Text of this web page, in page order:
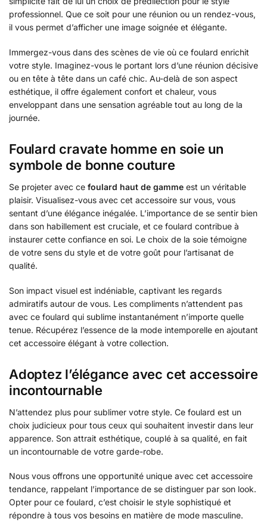
professionnel. Que ce soit pour une réunion ou un rendez-vous,
il vous permet d’afficher une image soignée et élégante.
Immergez-vous dans des scènes de vie où ce foulard enrichit
votre style. Imaginez-vous le portant lors d’une réunion décisive
ou en tête à tête dans un café chic. Au-delà de son aspect
esthétique, il offre également confort et chaleur, vous
enveloppant dans une sensation agréable tout au long de la
journée.
Foulard cravate homme en soie un
symbole de bonne couture
Se projeter avec ce foulard haut de gamme est un véritable
plaisir. Visualisez-vous avec cet accessoire sur vous, vous
sentant d’une élégance inégalée. L’importance de se sentir bien
dans son habillement est cruciale, et ce foulard contribue à
instaurer cette confiance en soi. Le choix de la soie témoigne
de votre sens du style et de votre goût pour l’artisanat de
qualité.
Son impact visuel est indéniable, captivant les regards
admiratifs autour de vous. Les compliments n’attendent pas
avec ce foulard qui sublime instantanément n’importe quelle
tenue. Récupérez l’essence de la mode intemporelle en ajoutant
cet accessoire élégant à votre collection.
Adoptez l’élégance avec cet accessoire
incontournable
N’attendez plus pour sublimer votre style. Ce foulard est un
choix judicieux pour tous ceux qui souhaitent investir dans leur
apparence. Son attrait esthétique, couplé à sa qualité, en fait
un incontournable de votre garde-robe.
Nous vous offrons une opportunité unique avec cet accessoire
tendance, rappelant l’importance de se distinguer par son look.
Opter pour ce foulard, c’est choisir le style sophistiqué et
répondre à tous vos besoins en matière de mode masculine.